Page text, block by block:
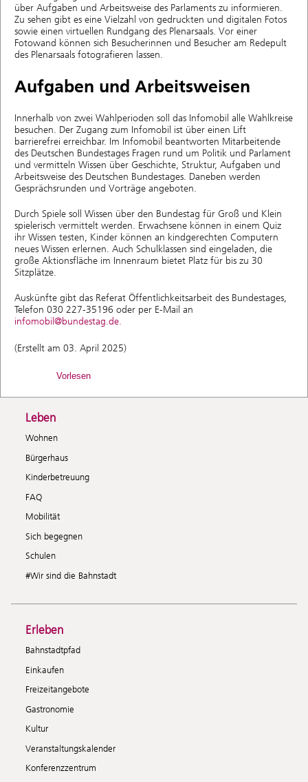
über Aufgaben und Arbeitsweise des Parlaments zu informieren.
Zu sehen gibt es eine Vielzahl von gedruckten und digitalen Fotos
sowie einen virtuellen Rundgang des Plenarsaals. Vor einer
Fotowand können sich Besucherinnen und Besucher am Redepult
des Plenarsaals fotografieren lassen.
Aufgaben und Arbeitsweisen
Innerhalb von zwei Wahlperioden soll das Infomobil alle Wahlkreise
besuchen. Der Zugang zum Infomobil ist über einen Lift
barrierefrei erreichbar. Im Infomobil beantworten Mitarbeitende
des Deutschen Bundestages Fragen rund um Politik und Parlament
und vermitteln Wissen über Geschichte, Struktur, Aufgaben und
Arbeitsweise des Deutschen Bundestages. Daneben werden
Gesprächsrunden und Vorträge angeboten.
Durch Spiele soll Wissen über den Bundestag für Groß und Klein
spielerisch vermittelt werden. Erwachsene können in einem Quiz
ihr Wissen testen, Kinder können an kindgerechten Computern
neues Wissen erlernen. Auch Schulklassen sind eingeladen, die
große Aktionsfläche im Innenraum bietet Platz für bis zu 30
Sitzplätze.
Auskünfte gibt das Referat Öffentlichkeitsarbeit des Bundestages,
Telefon 030 227-35196 oder per E-Mail an
infomobil@bundestag.de.
(Erstellt am 03. April 2025)
Vorlesen
Leben
Wohnen
Bürgerhaus
Kinderbetreuung
FAQ
Mobilität
Sich begegnen
Schulen
#Wir sind die Bahnstadt
Erleben
Bahnstadtpfad
Einkaufen
Freizeitangebote
Gastronomie
Kultur
Veranstaltungskalender
Konferenzzentrum